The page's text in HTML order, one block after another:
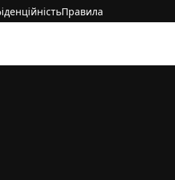
Правила